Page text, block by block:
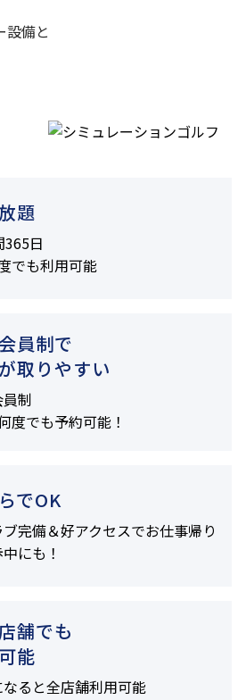
設備と
題
365日
でも利用可能
員制で
取りやすい
制
度でも予約可能！
でOK
完備＆好アクセスでお仕事帰り
にも！
舗でも
能
ると全店舗利用可能